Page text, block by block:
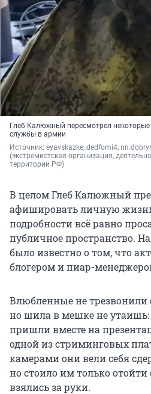
Глеб Калюжный пересмотрел
службы в армии
Источник: eyavskazke, dedfomi4,
(экстремистская организация,
территории РФ)
В целом Глеб Калюжный
афишировать личную
подробности всё равно
публичное пространство.
было известно о том, что
блогером и пиар-
Влюбленные не трезвонили
но шила в мешке не
пришли вместе на
одной из стриминговых
камерами они вели себя
но стоило им только
взялись за руки.